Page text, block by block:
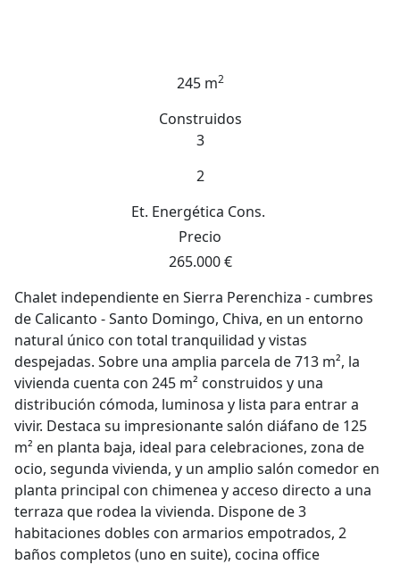
245 m2
Construidos
3
2
Et. Energética Cons.
Precio
265.000 €
Chalet independiente en Sierra Perenchiza - cumbres
de Calicanto - Santo Domingo, Chiva, en un entorno
natural único con total tranquilidad y vistas
despejadas. Sobre una amplia parcela de 713 m², la
vivienda cuenta con 245 m² construidos y una
distribución cómoda, luminosa y lista para entrar a
vivir. Destaca su impresionante salón diáfano de 125
m² en planta baja, ideal para celebraciones, zona de
ocio, segunda vivienda, y un amplio salón comedor en
planta principal con chimenea y acceso directo a una
terraza que rodea la vivienda. Dispone de 3
habitaciones dobles con armarios empotrados, 2
baños completos (uno en suite), cocina office